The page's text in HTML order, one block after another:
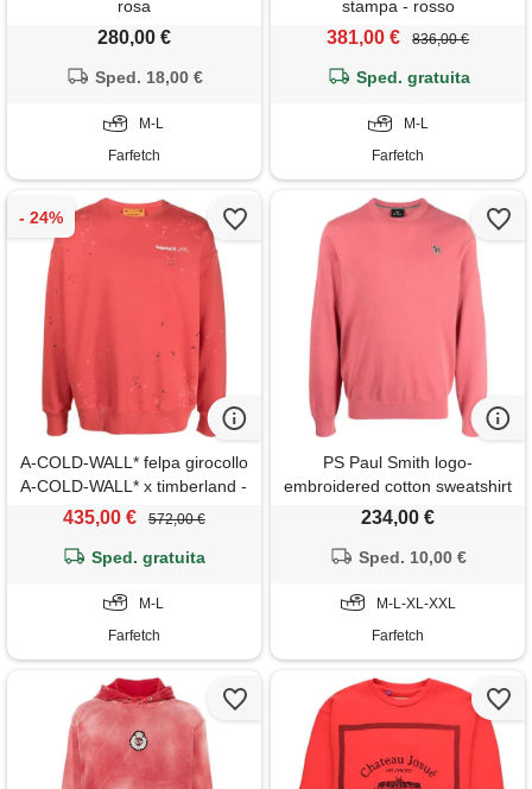
rosa
280,00 €
Sped. 18,00 €
M-L
Farfetch
stampa - rosso
381,00 € 836,00 €
Sped. gratuita
M-L
Farfetch
A-COLD-WALL* felpa girocollo
A-COLD-WALL* x timberland -
rosso
435,00 € 572,00 €
Sped. gratuita
M-L
Farfetch
PS Paul Smith logo-
embroidered cotton sweatshirt
- rosa
234,00 €
Sped. 10,00 €
M-L-XL-XXL
Farfetch